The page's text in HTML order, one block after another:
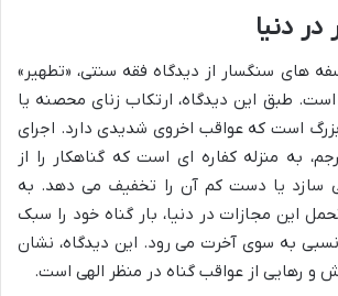
در دنیا
های سنگسار از دیدگاه فقه سنتی، «تطهیر»
است. طبق این دیدگاه، ارتکاب زنای محصنه یا
است که عواقب اخروی شدیدی دارد. اجرای
به منزله کفاره ای است که گناهکار را از
سازد یا دست کم آن را تخفیف می دهد. به
این مجازات در دنیا، بار گناه خود را سبک
به سوی آخرت می رود. این دیدگاه، نشان
رهایی از عواقب گناه در منظر الهی است.